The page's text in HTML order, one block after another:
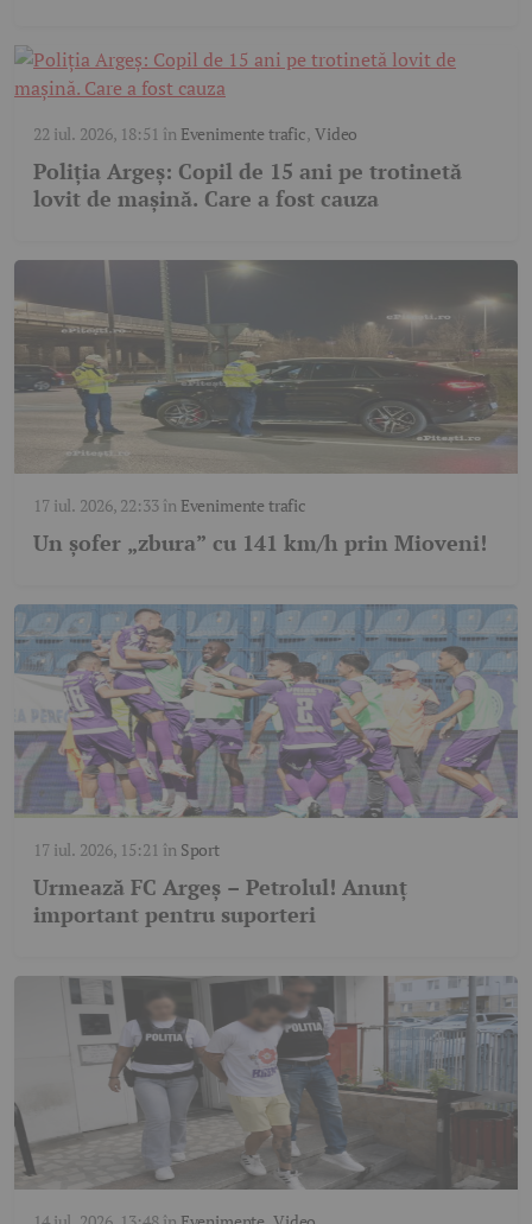
22 iul. 2026, 18:51 în Evenimente trafic, Video
Poliția Argeș: Copil de 15 ani pe trotinetă
lovit de mașină. Care a fost cauza
17 iul. 2026, 22:33în Evenimente trafic
Un șofer „zbura” cu 141 km/h prin Mioveni!
17 iul. 2026, 15:21 în Sport
Urmează FC Argeș – Petrolul! Anunț
important pentru suporteri